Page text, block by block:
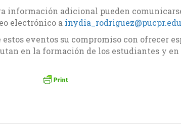
información adicional pueden
electrónico a inydia_rodriguez@pucpr.edu
estos eventos su compromiso con ofrecer
en la formación de los estudiantes y en